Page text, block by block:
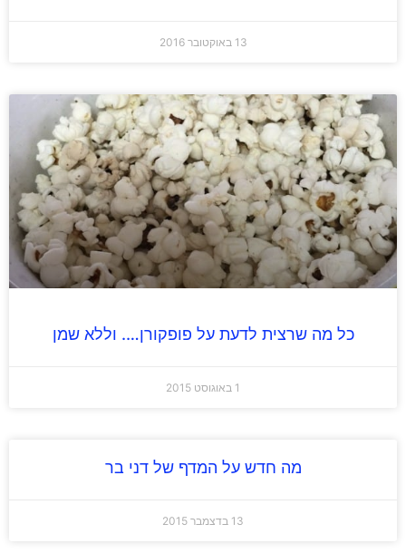
כל מה שרצית לדעת על פופקורן…. וללא שמן
מה חדש על המדף של דני בר